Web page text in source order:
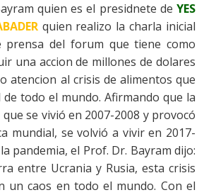
quien es el presidnete de YES
quien realizo la charla inicial
prensa del forum que tiene como
una accion de millones de dolares
atencion al crisis de alimentos que
todo el mundo. Afirmando que la
que se vivió en 2007-2008 y provocó
mundial, se volvió a vivir en 2017-
pandemia, el Prof. Dr. Bayram dijo:
entre Ucrania y Rusia, esta crisis
un caos en todo el mundo. Con el